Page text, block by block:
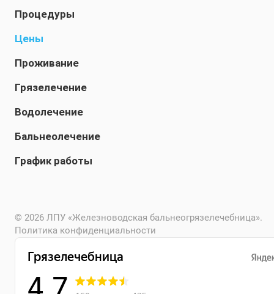
Процедуры
Цены
Проживание
Грязелечение
Водолечение
Бальнеолечение
График работы
© 2026 ЛПУ «Железноводская бальнеогрязелечебница».
Политика конфиденциальности